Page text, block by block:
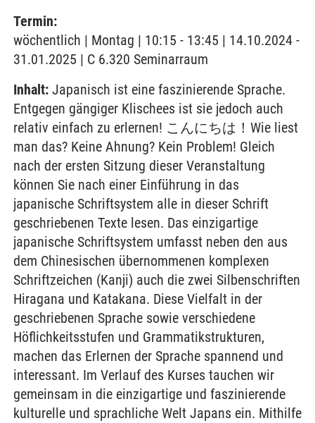
Termin:
wöchentlich | Montag | 10:15 - 13:45 | 14.10.2024 -
31.01.2025 | C 6.320 Seminarraum
Inhalt: Japanisch ist eine faszinierende Sprache.
Entgegen gängiger Klischees ist sie jedoch auch
relativ einfach zu erlernen! こんにちは！Wie liest
man das? Keine Ahnung? Kein Problem! Gleich
nach der ersten Sitzung dieser Veranstaltung
können Sie nach einer Einführung in das
japanische Schriftsystem alle in dieser Schrift
geschriebenen Texte lesen. Das einzigartige
japanische Schriftsystem umfasst neben den aus
dem Chinesischen übernommenen komplexen
Schriftzeichen (Kanji) auch die zwei Silbenschriften
Hiragana und Katakana. Diese Vielfalt in der
geschriebenen Sprache sowie verschiedene
Höflichkeitsstufen und Grammatikstrukturen,
machen das Erlernen der Sprache spannend und
interessant. Im Verlauf des Kurses tauchen wir
gemeinsam in die einzigartige und faszinierende
kulturelle und sprachliche Welt Japans ein. Mithilfe